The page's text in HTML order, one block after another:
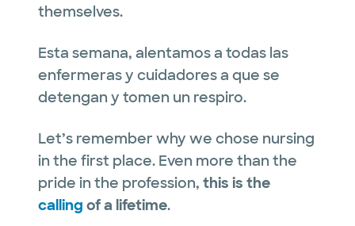
themselves.
Esta semana, alentamos a todas las
enfermeras y cuidadores a que se
detengan y tomen un respiro.
Let’s remember why we chose nursing
in the first place. Even more than the
pride in the profession, this is the
calling of a lifetime.